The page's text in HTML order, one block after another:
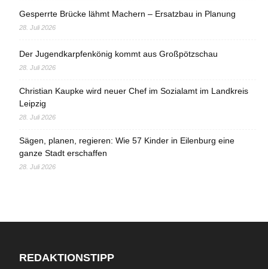
Gesperrte Brücke lähmt Machern – Ersatzbau in Planung
28. Juli 2026
Der Jugendkarpfenkönig kommt aus Großpötzschau
28. Juli 2026
Christian Kaupke wird neuer Chef im Sozialamt im Landkreis
Leipzig
28. Juli 2026
Sägen, planen, regieren: Wie 57 Kinder in Eilenburg eine
ganze Stadt erschaffen
28. Juli 2026
REDAKTIONSTIPP